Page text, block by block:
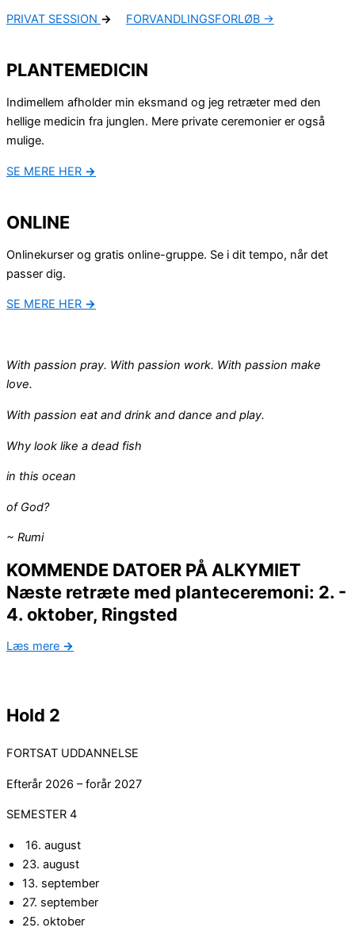
PRIVAT SESSION → FORVANDLINGSFORLØB →
PLANTEMEDICIN
Indimellem afholder min eksmand og jeg retræter med den
hellige medicin fra junglen. Mere private ceremonier er også
mulige.
SE MERE HER →
ONLINE
Onlinekurser og gratis online-gruppe. Se i dit tempo, når det
passer dig.
SE MERE HER →
With passion pray. With passion work. With passion make
love.
With passion eat and drink and dance and play.
Why look like a dead fish
in this ocean
of God?
~ Rumi
KOMMENDE DATOER PÅ ALKYMIET
Næste retræte med planteceremoni: 2. -
4. oktober, Ringsted
Læs mere →
Hold 2
FORTSAT UDDANNELSE
Efterår 2026 – forår 2027
SEMESTER 4
16. august
23. august
13. september
27. september
25. oktober